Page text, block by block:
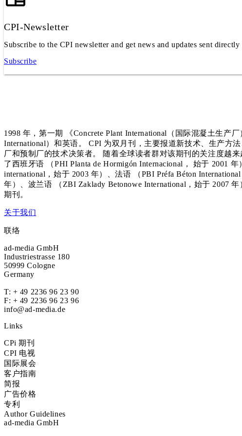
CPI-Newsletter
Subscribe to the CPI newsletter and get news and updates sent
Subscribe
1998 年，第一期 《Concrete Plant International（国际混凝土生产
International）和英语。 CPI 为双月刊，主要报道新技术、生产方
厂和预制厂的技术决策者。 随着全球读者群对该期刊的关注度越
了西班牙语 （PHI Planta de Hormigón Internacional， 始于 2001
international，始于 2003 年）、法语 （PBI Préfa Béton
年）、波兰语 （ZBI Zaklady Betonowe International，始于 2007
期刊。
关于我们
联络
ad-media GmbH
Industriestrasse 180
50999 Cologne
Germany
T: + 49 2236 96 23 90
F: + 49 2236 96 23 96
info@ad-media.de
Links
CPi 期刊
CPI 电视
国际展会
客户指南
简报
广告价格
专利
Author Guidelines
ad-media GmbH